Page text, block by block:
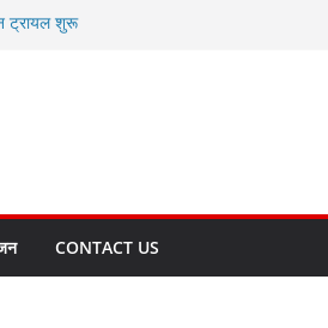
ट्रायल शुरू
धामी
मुख्यमंत्री
CONTACT US